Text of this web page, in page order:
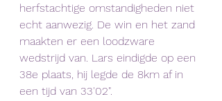
herfstachtige omstandigheden niet
echt aanwezig. De win en het zand
maakten er een loodzware
wedstrijd van. Lars eindigde op een
38e plaats, hij legde de 8km af in
een tijd van 33'02".